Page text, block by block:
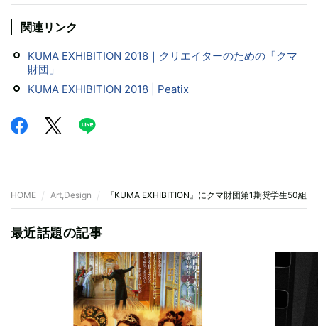
関連リンク
KUMA EXHIBITION 2018｜クリエイターのための「クマ
財団」
KUMA EXHIBITION 2018 | Peatix
HOME Art,Design 『KUMA EXHIBITION』にクマ財団第1期奨学生50組
最近話題の記事